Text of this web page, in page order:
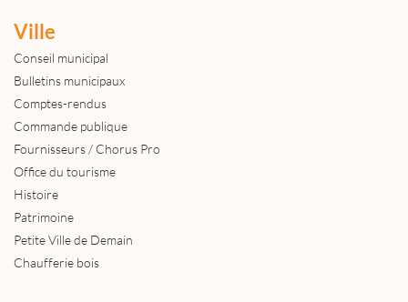
Ville
Conseil municipal
Bulletins municipaux
Comptes-rendus
Commande publique
Fournisseurs / Chorus Pro
Office du tourisme
Histoire
Patrimoine
Petite Ville de Demain
Chaufferie bois